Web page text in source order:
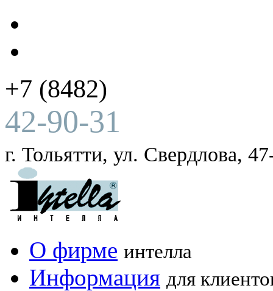
+7 (8482)
42-90-31
г. Тольятти, ул. Свердлова,
О фирме интелла
Информация для